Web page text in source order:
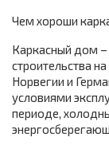
Чем хороши
Каркасный дом –
строительства
Норвегии и
условиями
периоде,